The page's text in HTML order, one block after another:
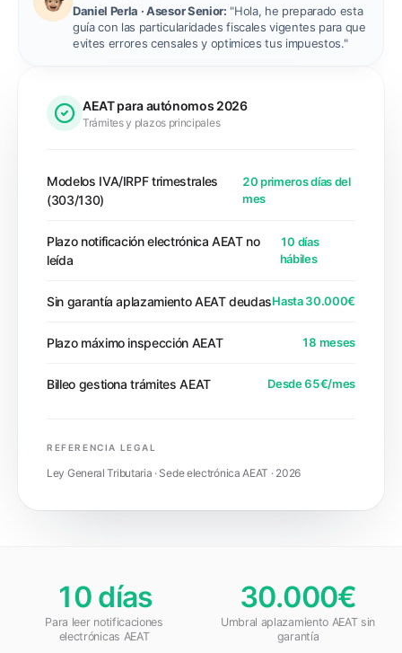
Daniel Perla · Asesor Senior: "Hola, he preparado esta
guía con las particularidades fiscales vigentes para que
evites errores censales y optimices tus impuestos."
AEAT para autónomos 2026
Trámites y plazos principales
Modelos IVA/IRPF trimestrales
(303/130)
20 primeros días del
mes
Plazo notificación electrónica AEAT no
leída
10 días
hábiles
Sin garantía aplazamiento AEAT deudasHasta 30.000€
Plazo máximo inspección AEAT 18 meses
Billeo gestiona trámites AEAT Desde 65€/mes
REFERENCIA LEGAL
Ley General Tributaria · Sede electrónica AEAT · 2026
10 días
Para leer notificaciones
electrónicas AEAT
30.000€
Umbral aplazamiento AEAT sin
garantía